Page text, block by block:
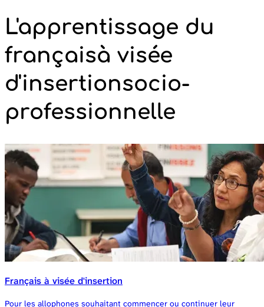
L'apprentissage du
françaisà visée
d'insertionsocio-
professionnelle
Français à visée d'insertion
Pour les allophones souhaitant commencer ou continuer leur